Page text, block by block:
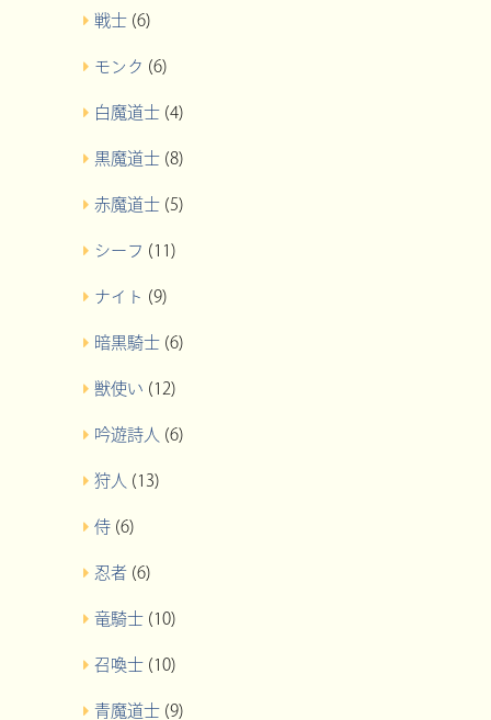
戦士 (6)
モンク (6)
白魔道士 (4)
黒魔道士 (8)
赤魔道士 (5)
シーフ (11)
ナイト (9)
暗黒騎士 (6)
獣使い (12)
吟遊詩人 (6)
狩人 (13)
侍 (6)
忍者 (6)
竜騎士 (10)
召喚士 (10)
青魔道士 (9)